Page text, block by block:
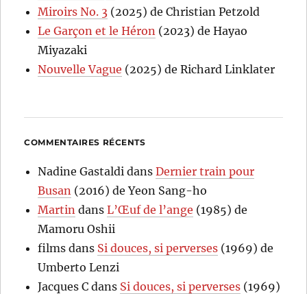
Miroirs No. 3 (2025) de Christian Petzold
Le Garçon et le Héron (2023) de Hayao
Miyazaki
Nouvelle Vague (2025) de Richard Linklater
COMMENTAIRES RÉCENTS
Nadine Gastaldi dansDernier train pour
Busan (2016) de Yeon Sang-ho
Martin dansL’Œuf de l’ange (1985) de
Mamoru Oshii
films dans Si douces, si perverses (1969) de
Umberto Lenzi
Jacques C dans Si douces, si perverses (1969)